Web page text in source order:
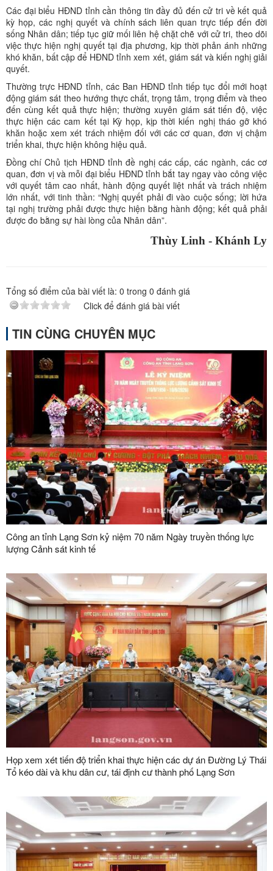
Các đại biểu HĐND tỉnh cần thông tin đầy đủ đến cử tri về kết quả
kỳ họp, các nghị quyết và chính sách liên quan trực tiếp đến đời
sống Nhân dân; tiếp tục giữ mối liên hệ chặt chẽ với cử tri, theo dõi
việc thực hiện nghị quyết tại địa phương, kịp thời phản ánh những
khó khăn, bất cập để HĐND tỉnh xem xét, giám sát và kiến nghị giải
quyết.
Thường trực HĐND tỉnh, các Ban HĐND tỉnh tiếp tục đổi mới hoạt
động giám sát theo hướng thực chất, trọng tâm, trọng điểm và theo
đến cùng kết quả thực hiện; thường xuyên giám sát tiến độ, việc
thực hiện các cam kết tại Kỳ họp, kịp thời kiến nghị tháo gỡ khó
khăn hoặc xem xét trách nhiệm đối với các cơ quan, đơn vị chậm
triển khai, thực hiện không hiệu quả.
Đồng chí Chủ tịch HĐND tỉnh đề nghị các cấp, các ngành, các cơ
quan, đơn vị và mỗi đại biểu HĐND tỉnh bắt tay ngay vào công việc
với quyết tâm cao nhất, hành động quyết liệt nhất và trách nhiệm
lớn nhất, với tinh thần: “Nghị quyết phải đi vào cuộc sống; lời hứa
tại nghị trường phải được thực hiện bằng hành động; kết quả phải
được đo bằng sự hài lòng của Nhân dân”.
Thùy Linh - Khánh Ly
Tổng số điểm của bài viết là: 0 trong 0 đánh giá
Click để đánh giá bài viết
TIN CÙNG CHUYÊN MỤC
Công an tỉnh Lạng Sơn kỷ niệm 70 năm Ngày truyền thống lực
lượng Cảnh sát kinh tế
Họp xem xét tiến độ triển khai thực hiện các dự án Đường Lý Thái
Tổ kéo dài và khu dân cư, tái định cư thành phố Lạng Sơn